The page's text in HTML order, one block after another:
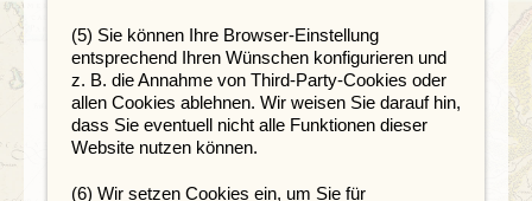
(5) Sie können Ihre Browser-Einstellung
entsprechend Ihren Wünschen konfigurieren und
z. B. die Annahme von Third-Party-Cookies oder
allen Cookies ablehnen. Wir weisen Sie darauf hin,
dass Sie eventuell nicht alle Funktionen dieser
Website nutzen können.
(6) Wir setzen Cookies ein, um Sie für